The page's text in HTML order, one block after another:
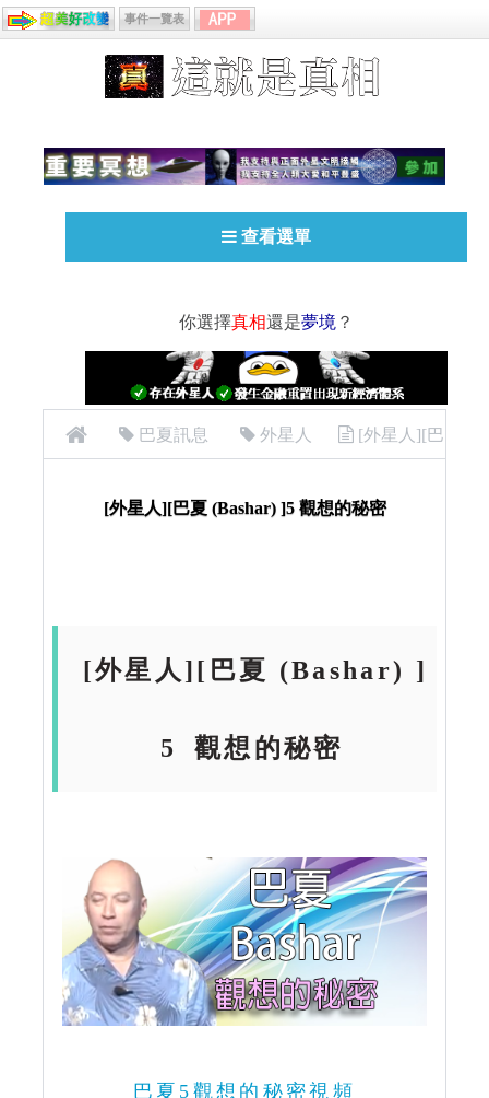
事件一覽表
查看選單
你選擇真相還是夢境 ？
巴夏訊息 外星人 [外星人][巴
[外星人][巴夏 (Bashar) ]5 觀想的秘密
[外星人][巴夏 (Bashar) ]
5 觀想的秘密
巴夏5觀想的秘密視頻